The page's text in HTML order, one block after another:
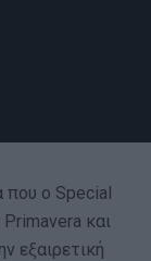
που ο Special
και
εξαιρετική